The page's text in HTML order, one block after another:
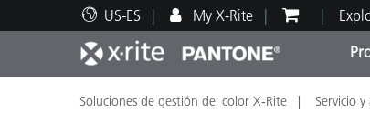
US-ES My X-Rite
Principales productos
Impresión y Empaques
Soporte técnico
Recursos educativos
Soluciones de gestión del color X-Rite Servicio y